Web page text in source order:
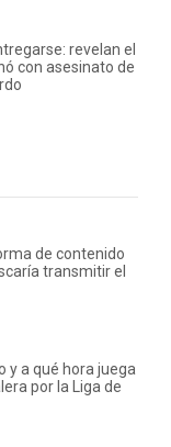
revelan el
con asesinato de
de contenido
transmitir el
y a qué hora juega
por la Liga de